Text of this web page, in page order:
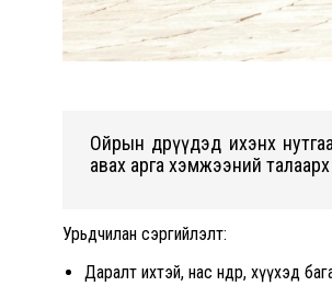
Ойрын өдрүүдэд ихэнх
авах арга хэмжээний талаарх
Урьдчилан сэргийлэлт:
Даралт ихтэй, нас өндөр, хүүхэд